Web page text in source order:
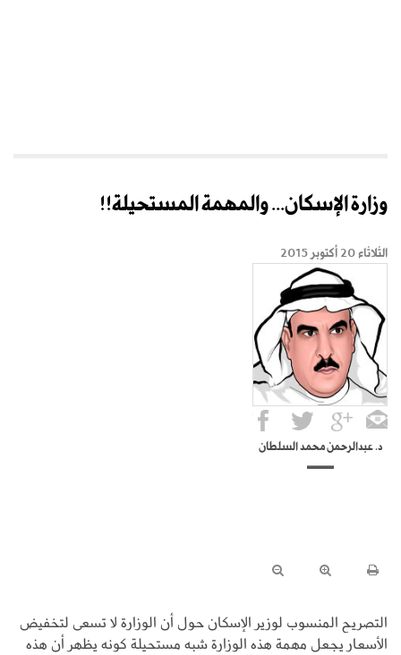
وزارة الإسكان... والمهمة المستحيلة!!
الثلاثاء 20 أكتوبر 2015
د. عبدالرحمن محمد السلطان
التصريح المنسوب لوزير الإسكان حول أن الوزارة لا تسعى لتخفيض
الأسعار يجعل مهمة هذه الوزارة شبه مستحيلة كونه يظهر أن هذه